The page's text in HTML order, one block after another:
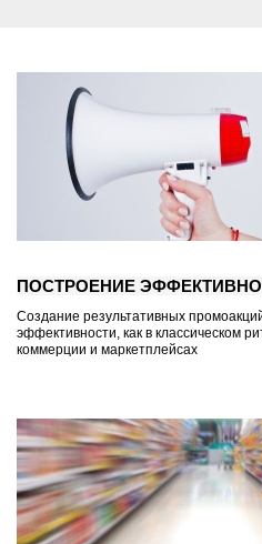
ПОСТРОЕНИЕ
Создание результативных
эффективности, как в классическом
коммерции и маркетплейсах